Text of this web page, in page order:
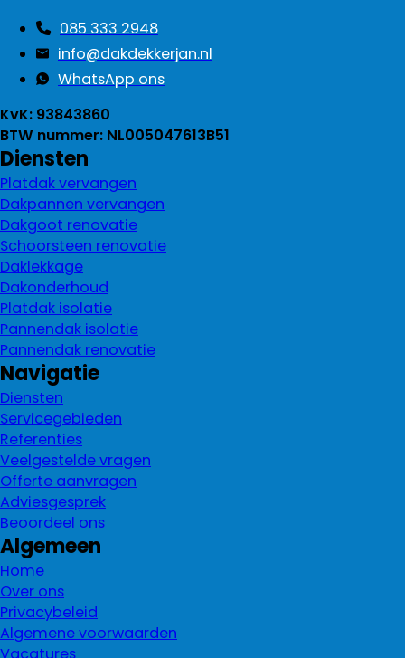
085 333 2948
info@dakdekkerjan.nl
WhatsApp ons
KvK: 93843860
BTW nummer: NL005047613B51
Diensten
Platdak vervangen
Dakpannen vervangen
Dakgoot renovatie
Schoorsteen renovatie
Daklekkage
Dakonderhoud
Platdak isolatie
Pannendak isolatie
Pannendak renovatie
Navigatie
Diensten
Servicegebieden
Referenties
Veelgestelde vragen
Offerte aanvragen
Adviesgesprek
Beoordeel ons
Algemeen
Home
Over ons
Privacybeleid
Algemene voorwaarden